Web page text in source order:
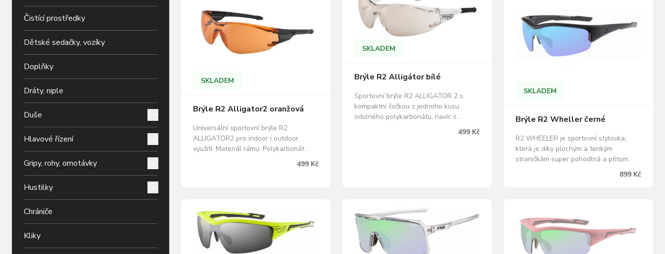
Čistící prostředky
Dětské sedačky, vozíky
Doplňky
Dráty, niple
Duše
Hlavové řízení
Gripy, rohy, omotávky
Hustilky
Chrániče
Kliky
SKLADEM
Brýle R2 Alligator2 oranžová
Universální sportovní brýle R2
ALLIGATOR2 pro indoor i outdoor
využití. Materiál rámu: Polykarbonát
Barva rámu: lesklý černý Materiál čoček:
Nárazuvzdorný polykarbonát Barva
rámu: 63…
499 Kč
SKLADEM
Brýle R2 Alligátor bílé
Sportovní brýle R2 ALLIGATOR 2 s
kompaktní čočkou z jednoho kusu
odolného polykarbonátu, navíc s
a svou universálností se hodí pro široké
499 Kč
SKLADEM
Brýle R2 Wheller černé
R2 WHEELER je sportovní stylovka,
která je díky plochým a tenkým
straničkám super pohodlná a přitom
životnost těchto velmi pohodlných
slunečních…
899 Kč